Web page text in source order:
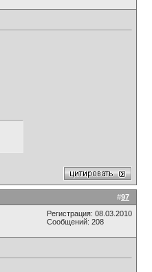
#97
Регистрация: 08.03.2010
Сообщений: 208